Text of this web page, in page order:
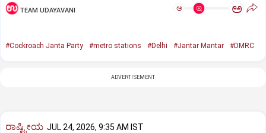
TEAM UDAYAVANI ಅ ಅ
#Cockroach Janta Party #metro stations #Delhi #Jantar Mantar #DMRC
ADVERTISEMENT
ರಾಷ್ಟ್ರೀಯ JUL 24, 2026, 9:35 AM IST